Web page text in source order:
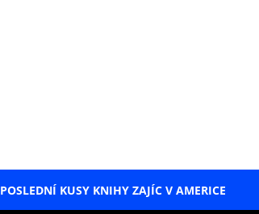
POSLEDNÍ KUSY KNIHY ZAJÍC V AMERICE